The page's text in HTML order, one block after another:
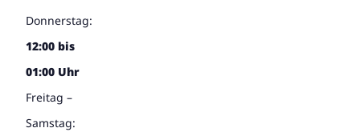
Donnerstag:
12:00 bis
01:00 Uhr
Freitag –
Samstag: